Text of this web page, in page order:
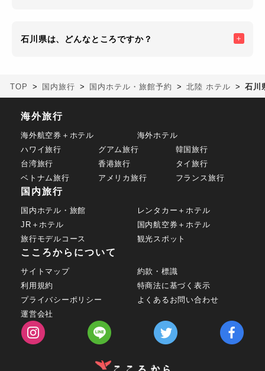
石川県は、どんなところですか？
TOP 国内旅行 国内ホテル・旅館予約 北陸 ホテル 石川
海外旅行
海外航空券＋ホテル
海外ホテル
ハワイ旅行
グアム旅行
韓国旅行
台湾旅行
香港旅行
タイ旅行
ベトナム旅行
アメリカ旅行 フランス旅行
国内旅行
国内ホテル・旅館
レンタカー＋ホテル
JR＋ホテル
国内航空券＋ホテル
旅行モデルコース
観光スポット
こころからについて
サイトマップ
約款・標識
利用規約
特商法に基づく表示
プライバシーポリシー
よくあるお問い合わせ
運営会社